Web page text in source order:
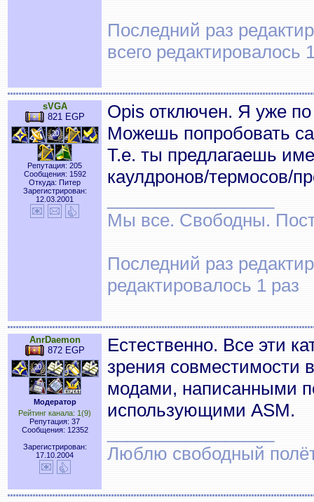
Последний раз
всего редактировалось
sVGA
821 EGP
Репутация: 205
Сообщения: 1592
Откуда: Питер
Зарегистрирован:
12.03.2001
Opis отключен. Я уже
Можешь попробовать
Т.е. ты предлагаешь
каулдронов/термосов/
Мы все. Свободны.
Последний раз
редактировалось 1 раз
AnrDaemon
872 EGP
Модератор
Рейтинг канала: 1(9)
Репутация: 37
Сообщения: 12352
Зарегистрирован:
17.10.2004
Естественно. Все эти
зрения совместимости
модами, написанными
использующими ASM.
Люблю свободный